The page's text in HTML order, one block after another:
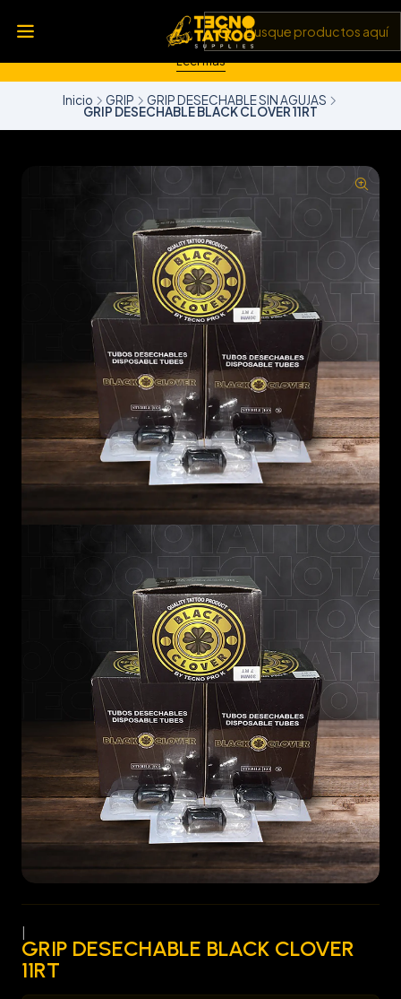
💥 Insumos, máquinas y tecnología de punta 💻 Todo lo que
necesitas para llevar tu arte al siguiente nivel 🎨 Calidad garantizada
Leer más
Inicio GRIP GRIP DESECHABLE SIN AGUJAS
GRIP DESECHABLE BLACK CLOVER 11RT
GRIP DESECHABLE BLACK CLOVER
11RT